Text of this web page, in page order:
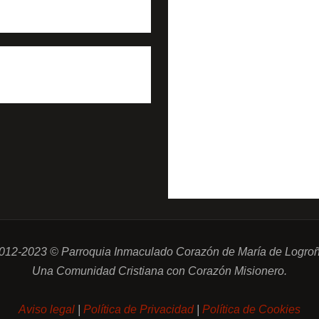
2023 © Parroquia Inmaculado Corazón de María de
Una Comunidad Cristiana con Corazón Misionero.
Aviso legal Política de Privacidad Política de Cookies